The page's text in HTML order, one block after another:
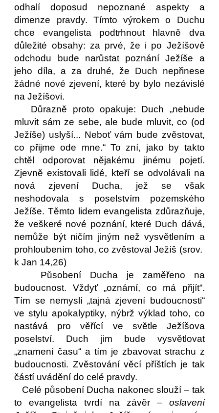
odhalí doposud nepoznané aspekty a
dimenze pravdy. Tímto výrokem o Duchu
chce evangelista podtrhnout hlavně dva
důležité obsahy: za prvé, že i po Ježíšově
odchodu bude narůstat poznání Ježíše a
jeho díla, a za druhé, že Duch nepřinese
žádné nové zjevení, které by bylo nezávislé
na Ježíšovi.
Důrazně proto opakuje: Duch „nebude
mluvit sám ze sebe, ale bude mluvit, co (od
Ježíše) uslyší... Neboť vám bude zvěstovat,
co přijme ode mne.“ To zní, jako by takto
chtěl odporovat nějakému jinému pojetí.
Zjevně existovali lidé, kteří se odvolávali na
nová zjevení Ducha, jež se však
neshodovala s poselstvím pozemského
Ježíše. Těmto lidem evangelista zdůrazňuje,
že veškeré nové poznání, které Duch dává,
nemůže být ničím jiným než vysvětlením a
prohloubením toho, co zvěstoval Ježíš (srov.
k Jan 14,26)
Působení Ducha je zaměřeno na
budoucnost. Vždyť „oznámí, co má přijít“.
Tím se nemyslí „tajná zjevení budoucnosti“
ve stylu apokalyptiky, nýbrž výklad toho, co
nastává pro věřící ve světle Ježíšova
poselství. Duch jim bude vysvětlovat
„znamení času“ a tím je zbavovat strachu z
budoucnosti. Zvěstování věcí příštích je tak
částí uvádění do celé pravdy.
Celé působení Ducha nakonec slouží – tak
to evangelista tvrdí na závěr – oslavení